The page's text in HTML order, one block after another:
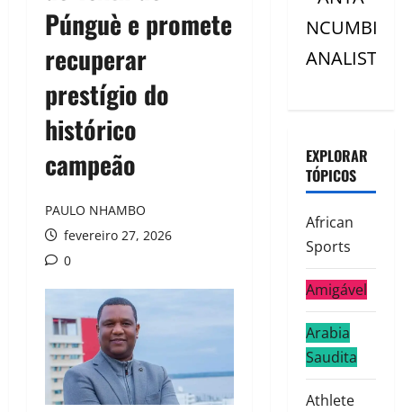
Púnguè e promete
recuperar
prestígio do
histórico
campeão
PAULO NHAMBO
fevereiro 27, 2026
0
NCUMBI
ANALISTC
EXPLORAR
TÓPICOS
African
Sports
Amigável
Arabia
Saudita
Athlete